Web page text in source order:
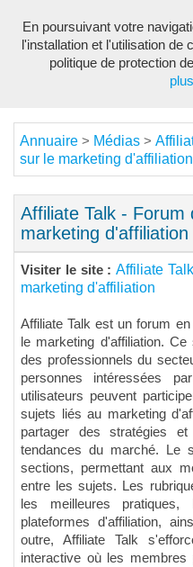
Annuaire > Médias >
sur le marketing d'affiliation
Affiliate Talk - Forum
marketing d'affiliation
Visiter le site :Affiliate
marketing d'affiliation
Affiliate Talk est un forum
le marketing d'affiliation.
des professionnels du
personnes intéressées
utilisateurs peuvent
sujets liés au marketing
partager des stratégies
tendances du marché. Le
sections, permettant aux
entre les sujets. Les
les meilleures
plateformes d'affiliation,
outre, Affiliate Talk
interactive où les membres
En poursuivant votre
l'installation et l'utilisation de
politique de protection
plus